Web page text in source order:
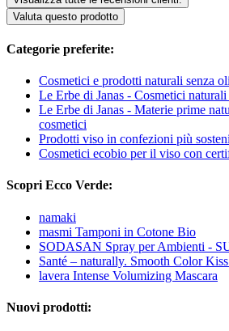
Valuta questo prodotto
Categorie preferite:
Cosmetici e prodotti naturali senza
Le Erbe di Janas - Cosmetici
Le Erbe di Janas - Materie prime
cosmetici
Prodotti viso in confezioni più
Cosmetici ecobio per il viso con
Scopri Ecco Verde:
namaki
masmi Tamponi in Cotone Bio
SODASAN Spray per Ambienti -
Santé – naturally. Smooth Color
lavera Intense Volumizing Mascara
Nuovi prodotti: